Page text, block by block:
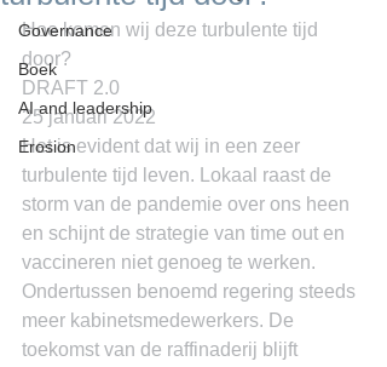
Governance
Boek
AI and leadership
Erosion
Hoe komen wij deze turbulente tijd
door?
DRAFT 2.0
25 januari 2022
Het is evident dat wij in een zeer
turbulente tijd leven. Lokaal raast de
storm van de pandemie over ons heen
en schijnt de strategie van time out en
vaccineren niet genoeg te werken.
Ondertussen benoemd regering steeds
meer kabinetsmedewerkers. De
toekomst van de raffinaderij blijft